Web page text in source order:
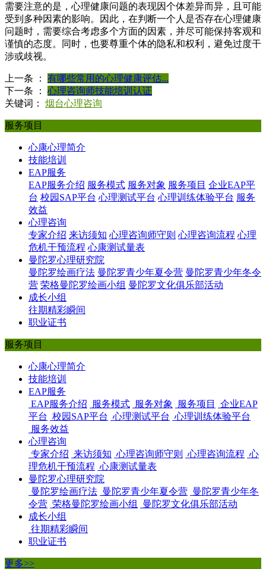
需要注意的是，心理健康问题的表现因个体差异而异，且可能
受到多种因素的影响。因此，在判断一个人是否存在心理健康
问题时，需要综合考虑多个方面的因素，并尽可能保持客观和
谨慎的态度。同时，也要尊重个体的隐私和权利，避免过度干
涉或歧视。
上一条 ：
有哪些常用的心理健康评估...
下一条 ：
心理咨询师技能培训认证
关键词： 烟台心理咨询
服务项目
心康心理简介
技能培训
EAP服务
EAP服务介绍 服务模式 服务对象 服务项目 企业EAP平
台 校园SAP平台 心理测试平台 心理训练体验平台 服务
效益
心理咨询
专家介绍 来访须知 心理咨询师守则 心理咨询流程 心理
危机干预流程 心康测试量表
曼陀罗心理研究院
曼陀罗绘画疗法 曼陀罗青少年夏令营 曼陀罗青少年冬令
营 荣格曼陀罗绘画小组 曼陀罗文化俱乐部活动
成长小组
往期精彩瞬间
职业证书
服务项目
心康心理简介
技能培训
EAP服务
EAP服务介绍
服务模式 服务对象 服务项目
企业EAP
平台 校园SAP平台 心理测试平台 心理训练体验平台
服务效益
心理咨询
专家介绍 来访须知 心理咨询师守则 心理咨询流程 心
理危机干预流程 心康测试量表
曼陀罗心理研究院
曼陀罗绘画疗法 曼陀罗青少年夏令营 曼陀罗青少年冬
令营 荣格曼陀罗绘画小组
曼陀罗文化俱乐部活动
成长小组
往期精彩瞬间
职业证书
更多>>